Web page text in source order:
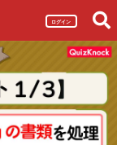
ログイン